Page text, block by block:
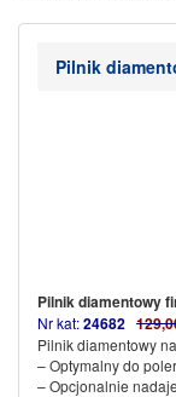
(więcej…)
Pilnik
Pilnik diamentowy
Nr kat:24682
Pilnik diamentowy
– Optymalny do
– Opcjonalnie